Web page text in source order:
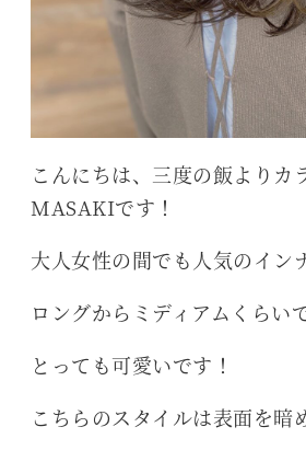
こんにちは、三度の飯よりカ
MASAKIです！
大人女性の間でも人気のイン
ロングからミディアムくらい
とっても可愛いです！
こちらのスタイルは表面を暗